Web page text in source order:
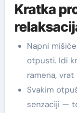
Kratka
Napni
otpusti. Idi
ramena, vrat
Svakim
senzaciji —